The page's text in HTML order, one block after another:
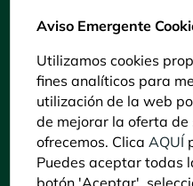
Aviso Emergente
Utilizamos cookies
fines analíticos para
utilización de la web
de mejorar la oferta de
ofrecemos. Clica AQUÍ
Puedes aceptar todas
botón 'Aceptar',